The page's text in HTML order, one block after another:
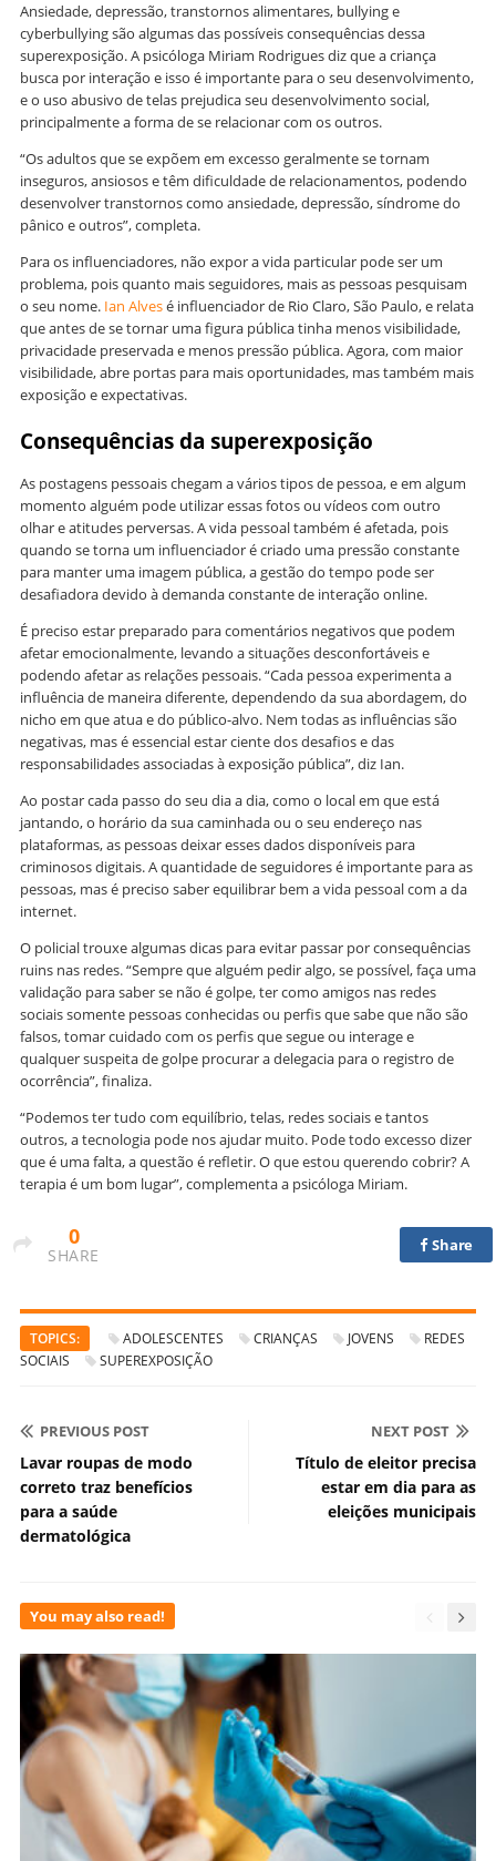
Ansiedade, depressão, transtornos alimentares, bullying e
cyberbullying são algumas das possíveis consequências dessa
superexposição. A psicóloga Miriam Rodrigues diz que a criança
busca por interação e isso é importante para o seu desenvolvimento,
e o uso abusivo de telas prejudica seu desenvolvimento social,
principalmente a forma de se relacionar com os outros.
“Os adultos que se expõem em excesso geralmente se tornam
inseguros, ansiosos e têm dificuldade de relacionamentos, podendo
desenvolver transtornos como ansiedade, depressão, síndrome do
pânico e outros”, completa.
Para os influenciadores, não expor a vida particular pode ser um
problema, pois quanto mais seguidores, mais as pessoas pesquisam
o seu nome. Ian Alvesé influenciador de Rio Claro, São Paulo, e relata
que antes de se tornar uma figura pública tinha menos visibilidade,
privacidade preservada e menos pressão pública. Agora, com maior
visibilidade, abre portas para mais oportunidades, mas também mais
exposição e expectativas.
Consequências da superexposição
As postagens pessoais chegam a vários tipos de pessoa, e em algum
momento alguém pode utilizar essas fotos ou vídeos com outro
olhar e atitudes perversas. A vida pessoal também é afetada, pois
quando se torna um influenciador é criado uma pressão constante
para manter uma imagem pública, a gestão do tempo pode ser
desafiadora devido à demanda constante de interação online.
É preciso estar preparado para comentários negativos que podem
afetar emocionalmente, levando a situações desconfortáveis e
podendo afetar as relações pessoais. “Cada pessoa experimenta a
influência de maneira diferente, dependendo da sua abordagem, do
nicho em que atua e do público-alvo. Nem todas as influências são
negativas, mas é essencial estar ciente dos desafios e das
responsabilidades associadas à exposição pública”, diz Ian.
Ao postar cada passo do seu dia a dia, como o local em que está
jantando, o horário da sua caminhada ou o seu endereço nas
plataformas, as pessoas deixar esses dados disponíveis para
criminosos digitais. A quantidade de seguidores é importante para as
pessoas, mas é preciso saber equilibrar bem a vida pessoal com a da
internet.
O policial trouxe algumas dicas para evitar passar por consequências
ruins nas redes. “Sempre que alguém pedir algo, se possível, faça uma
validação para saber se não é golpe, ter como amigos nas redes
sociais somente pessoas conhecidas ou perfis que sabe que não são
falsos, tomar cuidado com os perfis que segue ou interage e
qualquer suspeita de golpe procurar a delegacia para o registro de
ocorrência”, finaliza.
“Podemos ter tudo com equilíbrio, telas, redes sociais e tantos
outros, a tecnologia pode nos ajudar muito. Pode todo excesso dizer
que é uma falta, a questão é refletir. O que estou querendo cobrir? A
terapia é um bom lugar”, complementa a psicóloga Miriam.
0
SHARE
Share
TOPICS: ADOLESCENTES CRIANÇAS JOVENS
REDES
SOCIAIS
SUPEREXPOSIÇÃO
PREVIOUS POST
Lavar roupas de modo
correto traz benefícios
para a saúde
dermatológica
NEXT POST
Título de eleitor precisa
estar em dia para as
eleições municipais
You may also read!